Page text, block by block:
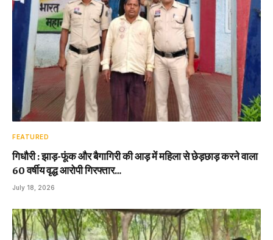
FEATURED
गिधौरी : झाड़-फूंक और बैगागिरी की आड़ में महिला से छेड़छाड़ करने वाला
60 वर्षीय वृद्ध आरोपी गिरफ्तार…
July 18, 2026